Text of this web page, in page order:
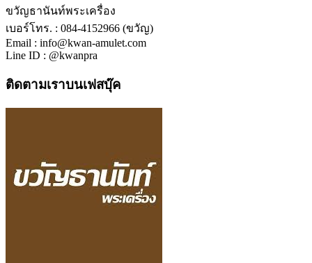
ขวัญธานันท์พระเครื่อง
เบอร์โทร. : 084-4152966 (ขวัญ)
Email : info@kwan-amulet.com
Line ID : @kwanpra
ติดตามเราบนเฟสบุ๊ค